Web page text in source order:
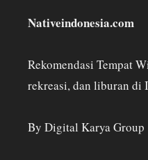
Nativeindonesia.com
Rekomendasi Tempat
rekreasi, dan liburan di
By Digital Karya Group